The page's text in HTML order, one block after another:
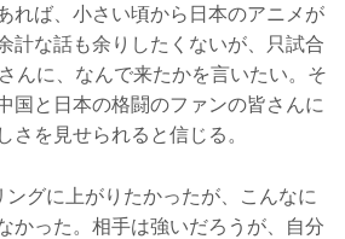
れば、小さい頃から日本のアニメが
計な話も余りしたくないが、只試合
んに、なんで来たかを言いたい。そ
国と日本の格闘のファンの皆さんに
さを見せられると信じる。
グに上がりたかったが、こんなに
かった。相手は強いだろうが、自分